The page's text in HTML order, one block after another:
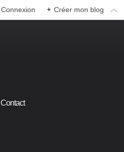
Connexion + Créer mon blog
Contact